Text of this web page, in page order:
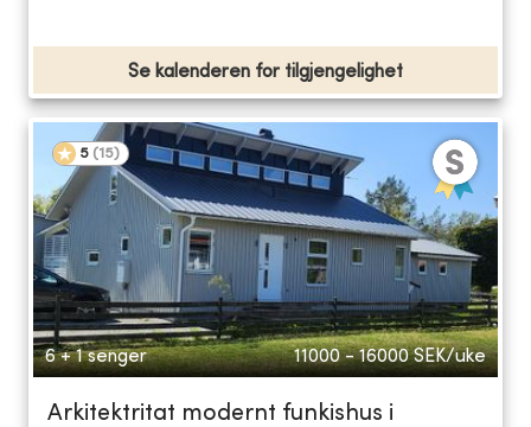
Se kalenderen for tilgjengelighet
5 (15)
6 + 1 senger 11000 - 16000 SEK/uke
Arkitektritat modernt funkishus i